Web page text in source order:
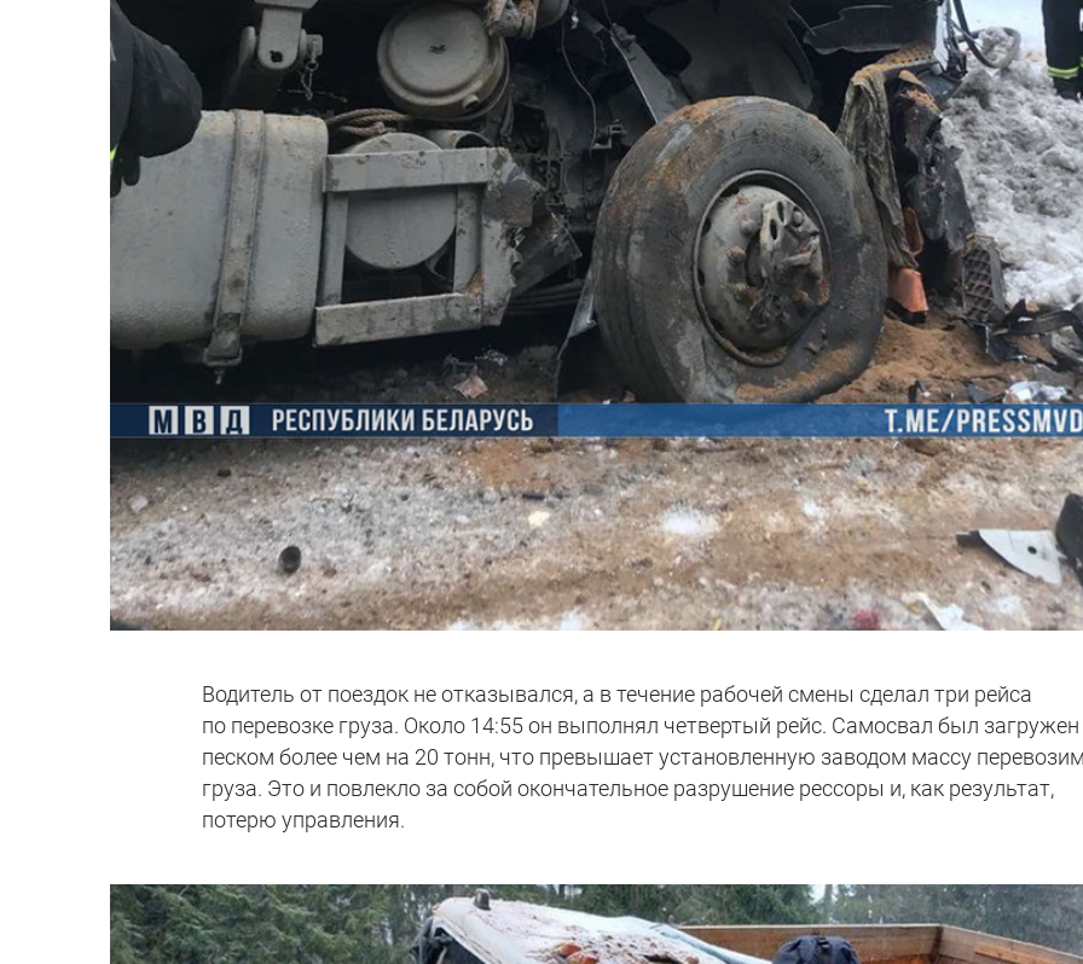
Водитель от поездок не отказывался, а в течение рабочей смены сделал три рейса
по перевозке груза. Около 14:55 он выполнял четвертый рейс. Самосвал был загружен
песком более чем на 20 тонн, что превышает установленную заводом массу
груза. Это и повлекло за собой окончательное разрушение рессоры и, как результат,
потерю управления.